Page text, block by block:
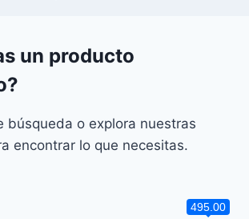
un producto
búsqueda o explora nuestras
encontrar lo que necesitas.
495.00